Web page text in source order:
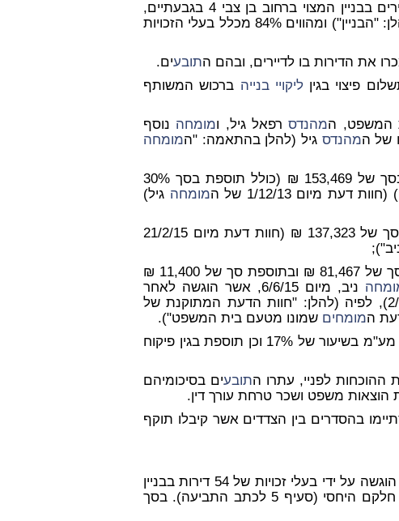
ים הינם בעלים של 54 מתוך 64 דירות דיירים בבניין המצוי ברחוב בן צבי 4 בגבעתיים,
ות (להלן: "הבניין") ומהווים 84% מכלל בעלי הזכויות
את הדירות בו לדיירים, ובהם התובעים.
פיצוי בגיןליקויי בנייה ברכוש המשותף
המשפט, המהנדסרפאל גיל, ומומחה נוסף
של המהנדס גיל (להלן בהתאמה: "המומחה
ברכוש המשותף הינו בסך של 153,469 ₪ (כולל תוספת בסך 30%
דעת מיום 1/12/13 של ה מומחה גיל)
ברכוש המשותף הינו בסך של 137,323 ₪ (חוות דעת מיום 21/2/15
ברכוש המשותף הינו בסך של 81,467 ₪ ובתוספת סך של 11,400 ₪
ניב, מיום 6/6/15, אשר הוגשה לאחר
שהועברו לעיונו מסמכים נוספים לרבות תכניות, (מ/2), לפיה (להלן: "חוות הדעת המתוקנת של
המומחים שמונו מטעם בית המשפט").
5. שימת לב כי כל הסכומים עד כאן וכן להלן כוללים מע"מ בשיעור של 17% וכן תוספת בגין פיקוח
תובעים בסיכומיהם
ג' הסתיימו בהסדרים בין הצדדים אשר קיבלו תוקף
ים כי בשל העובדה שהתביעה הוגשה על ידי בעלי זכויות של 54 דירות בבניין
ים אך את חלקם היחסי (סעיף 5 לכתב התביעה). בסך